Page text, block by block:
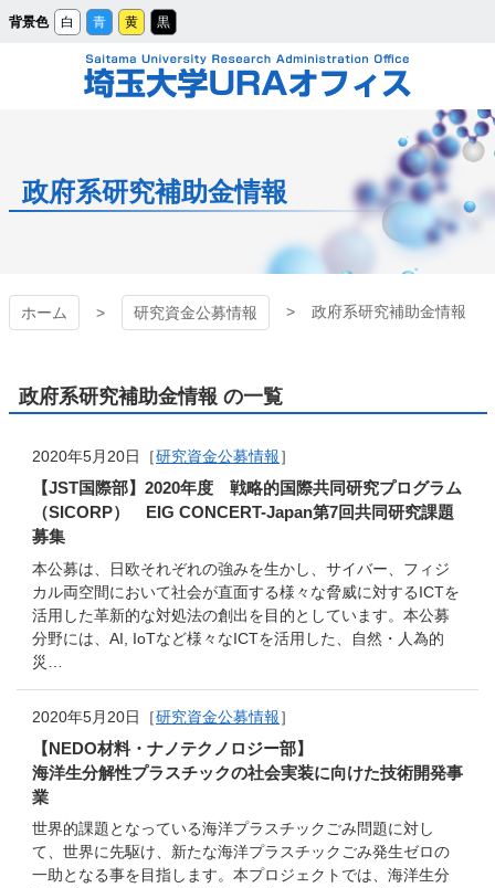
メ
イ
背景色 白 青 黄 黒
ス
政府系研究補助金情報
ホーム 研究資金公募情報 政府系研究補助金情報
政府系研究補助金情報 の一覧
2020年5月20日［研究資金公募情報］
【JST国際部】2020年度 戦略的国際共同研究プログラム
（SICORP） EIG CONCERT-Japan第7回共同研究課題
募集
本公募は、日欧それぞれの強みを生かし、サイバー、フィジ
カル両空間において社会が直面する様々な脅威に対するICTを
活用した革新的な対処法の創出を目的としています。本公募
分野には、AI, IoTなど様々なICTを活用した、自然・人為的
災…
2020年5月20日［研究資金公募情報］
【NEDO材料・ナノテクノロジー部】
海洋生分解性プラスチックの社会実装に向けた技術開発事
業
世界的課題となっている海洋プラスチックごみ問題に対し
て、世界に先駆け、新たな海洋プラスチックごみ発生ゼロの
一助となる事を目指します。本プロジェクトでは、海洋生分